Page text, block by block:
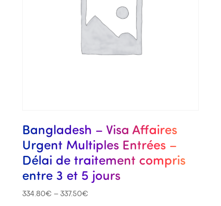
Bangladesh – Visa Affaires
Urgent Multiples Entrées –
Délai de traitement compris
entre 3 et 5 jours
334.80€ – 337.50€